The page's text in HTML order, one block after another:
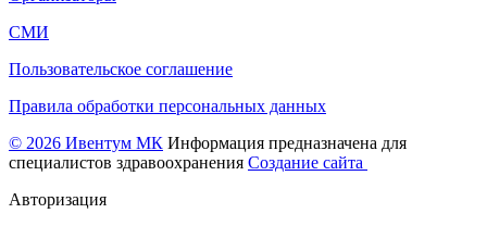
СМИ
Пользовательское соглашение
Правила обработки персональных данных
© 2026 Ивентум МК Информация предназначена для
специалистов здравоохранения Создание сайта
Авторизация